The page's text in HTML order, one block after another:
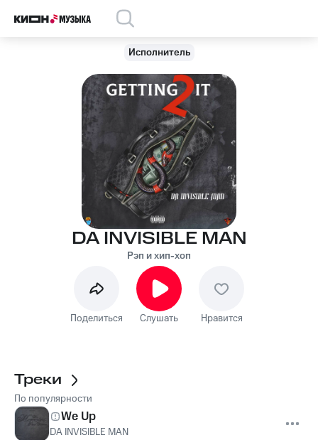
Исполнитель
DA INVISIBLE MAN
Рэп и хип-хоп
Поделиться Слушать Нравится
Треки
По популярности
We Up
DA INVISIBLE MAN